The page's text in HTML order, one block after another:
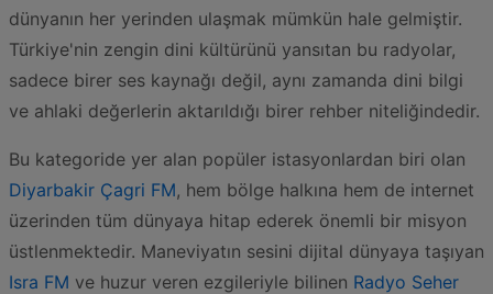
dünyanın her yerinden ulaşmak mümkün hale gelmiştir.
Türkiye'nin zengin dini kültürünü yansıtan bu radyolar,
sadece birer ses kaynağı değil, aynı zamanda dini bilgi
ve ahlaki değerlerin aktarıldığı birer rehber niteliğindedir.
Bu kategoride yer alan popüler istasyonlardan biri olan
Diyarbakir Çagri FM, hem bölge halkına hem de internet
üzerinden tüm dünyaya hitap ederek önemli bir misyon
üstlenmektedir. Maneviyatın sesini dijital dünyaya taşıyan
Isra FM ve huzur veren ezgileriyle bilinen Radyo Seher